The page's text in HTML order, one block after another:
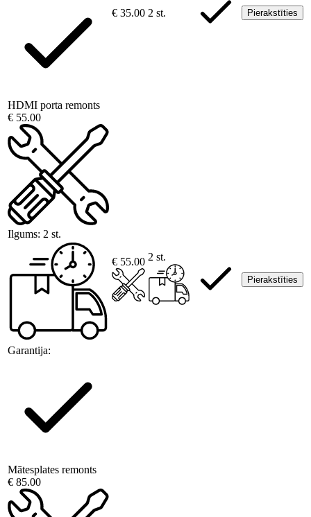
€ 35.00 2 st. Pierakstīties
HDMI porta remonts
€ 55.00
Ilgums: 2 st.
Garantija:
€ 55.00 2 st.
Pierakstīties
Mātesplates remonts
€ 85.00